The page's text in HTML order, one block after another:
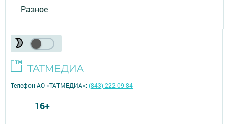
Разное
Телефон АО «ТАТМЕДИА»:(843) 222 09 84
16+